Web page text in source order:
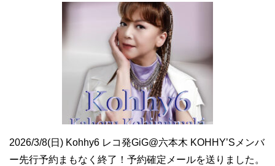
2026/3/8(日) Kohhy6 レコ発GiG@六本木 KOHHY’Sメンバ
ー先行予約まもなく終了！予約確定メールを送りました。